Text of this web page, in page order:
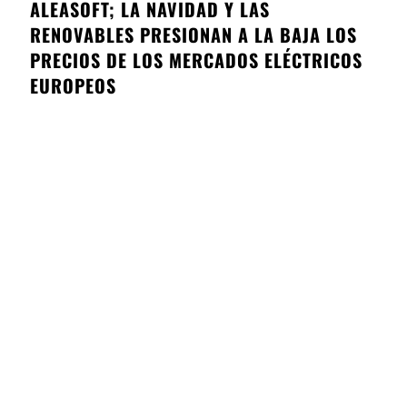
ALEASOFT; LA NAVIDAD Y LAS
RENOVABLES PRESIONAN A LA BAJA LOS
PRECIOS DE LOS MERCADOS ELÉCTRICOS
EUROPEOS